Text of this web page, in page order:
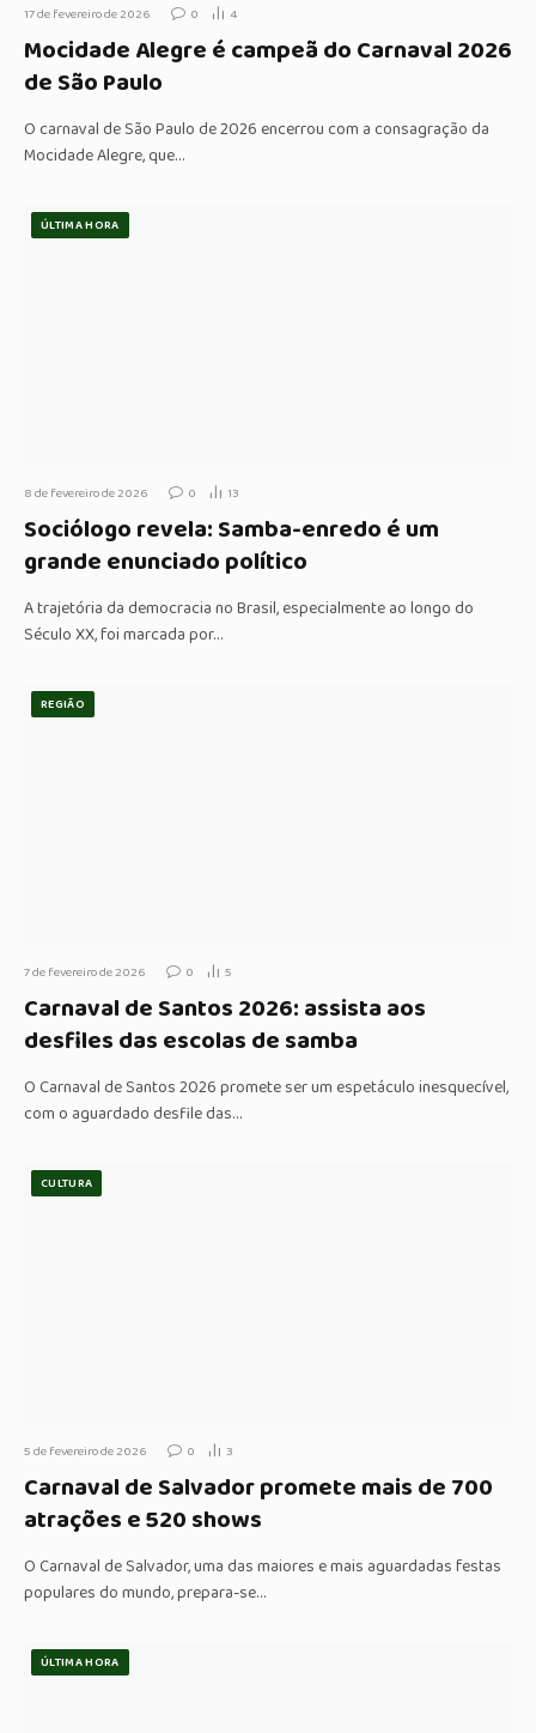
17 de fevereiro de 2026 0 4
Mocidade Alegre é campeã do Carnaval 2026
de São Paulo
O carnaval de São Paulo de 2026 encerrou com a consagração da
Mocidade Alegre, que…
ÚLTIMA HORA
8 de fevereiro de 2026 0 13
Sociólogo revela: Samba-enredo é um
grande enunciado político
A trajetória da democracia no Brasil, especialmente ao longo do
Século XX, foi marcada por…
REGIÃO
7 de fevereiro de 2026 0 5
Carnaval de Santos 2026: assista aos
desfiles das escolas de samba
O Carnaval de Santos 2026 promete ser um espetáculo inesquecível,
com o aguardado desfile das…
CULTURA
5 de fevereiro de 2026 0 3
Carnaval de Salvador promete mais de 700
atrações e 520 shows
O Carnaval de Salvador, uma das maiores e mais aguardadas festas
populares do mundo, prepara-se…
ÚLTIMA HORA